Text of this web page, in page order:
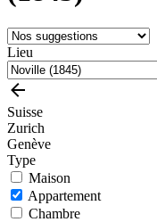
Lieu
Suisse
Zurich
Genève
Type
Maison
Appartement
Chambre